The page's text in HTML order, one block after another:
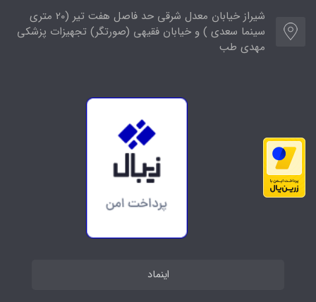
شیراز خیابان معدل شرقی حد فاصل هفت تیر (20 متری
سینما سعدی ) و خیابان فقیهی (صورتگر) تجهیزات پزشکی
مهدی طب
اینماد